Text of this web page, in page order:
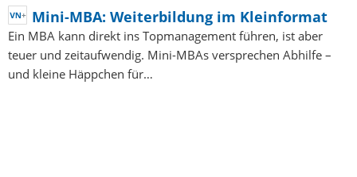
Mini-MBA: Weiterbildung im Kleinformat
Ein MBA kann direkt ins Topmanagement führen, ist aber
teuer und zeitaufwendig. Mini-MBAs versprechen Abhilfe –
und kleine Häppchen für…